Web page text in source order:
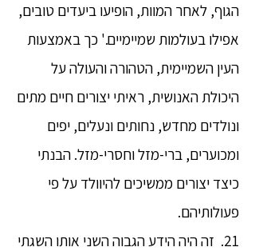
הגוף, לאחר המוות, הופיעו ביעדים טובים,
אפילו בעולמות שמיימיים.' כך באמצעות
העין השמיימית, הטהורה והעולה על
היכולת האנושית, ראיתי יצורים חיים מתים
ונולדים מחדש, נחותים ונעלים, יפים
ומכוערים, ברי-מזל וחסרי-מזל. הבנתי
כיצד יצורים ממשיכים להיוולד על פי
פעולותיהם.
21. זה היה הידע הגבוה השני אותו השגתי